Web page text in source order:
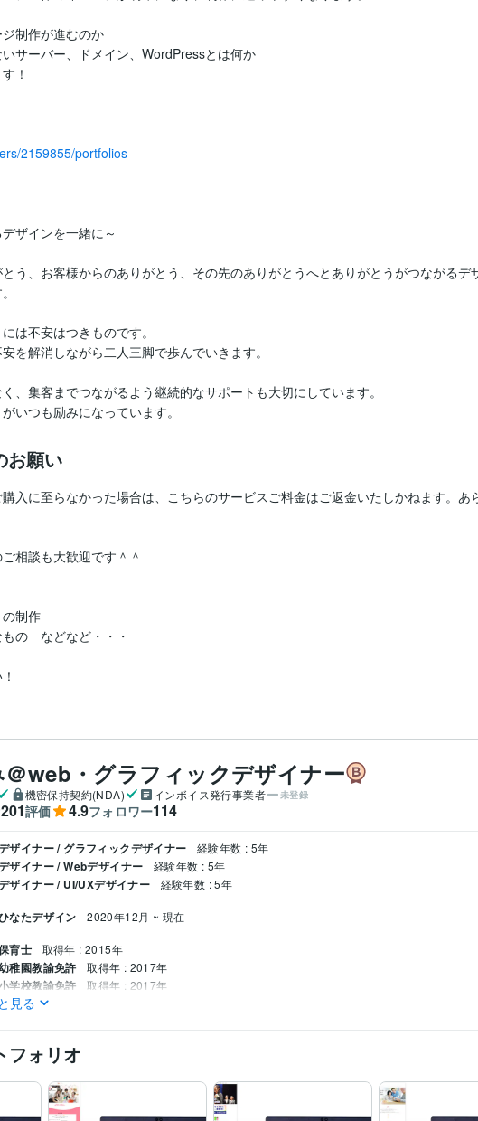
制作が進むのか
いサーバー、ドメイン、WordPressとは何か
！
2159855/portfolios
ザインを一緒に～
う、お客様からのありがとう、その先のありがとうへとありがとうがつながるデ
は不安はつきものです。
を解消しながら二人三脚で歩んでいきます。
、集客までつながるよう継続的なサポートも大切にしています。
いつも励みになっています。
お願い
入に至らなかった場合は、こちらのサービスご料金はご返金いたしかねます。あ
相談も大歓迎です＾＾
の制作
の　などなど・・・
＠web・グラフィックデザイナー
機密保持契約(NDA) インボイス発行事業者 未登録
201評価 4.9フォロワー114
ザイナー / グラフィックデザイナー 経験年数 : 5年
ザイナー / Webデザイナー 経験年数 : 5年
ザイナー / UI/UXデザイナー 経験年数 : 5年
なたデザイン 2020年12月 ~ 現在
育士 取得年 : 2015年
稚園教諭免許 取得年 : 2017年
学校教諭免許 取得年 : 2017年
色彩検定3級
年Excel:7年Google スプレッドシート:5年Google スライド:5年Google ドキュメ
Adobe Illustrator:5年
ザイン制作 バナー広告・ヘッダー製作 LP制作 Webサイト制作 web画像・サムネイル制
チラシ・ポスター・パンフレット 封筒・紙袋デザイン
見る
フォリオ